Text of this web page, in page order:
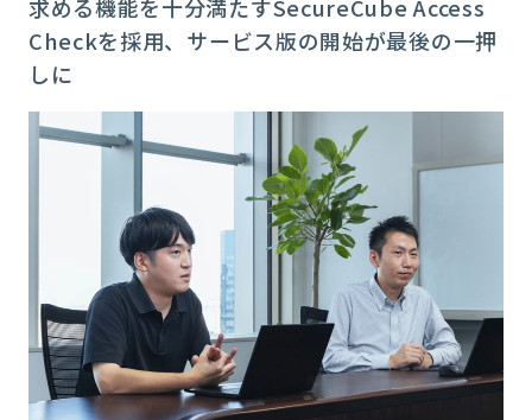
求める機能を十分満たすSecureCube Access
Checkを採用、サービス版の開始が最後の一押
しに